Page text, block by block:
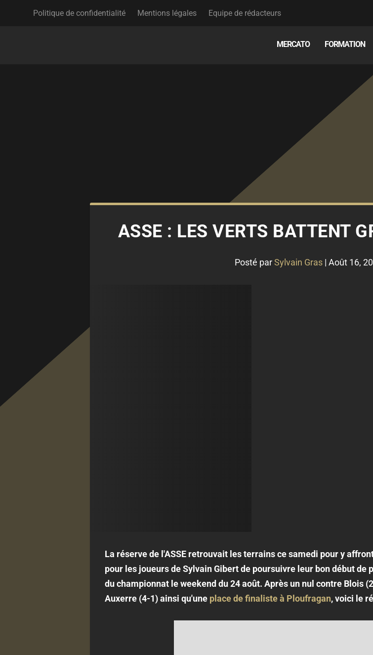
Politique de confidentialité Mentions légales Equipe de rédacteurs
MERCATO FORMATION
ASSE : LES VERTS BATTENT
Posté parSylvain Gras | Août 16,
La réserve de l'ASSE retrouvait les terrains ce samedi pour y
pour les joueurs de Sylvain Gibert de poursuivre leur bon début
du championnat le weekend du 24 août. Après un nul contre Blois
Auxerre (4-1) ainsi qu'une place de finaliste à Ploufragan, voici le